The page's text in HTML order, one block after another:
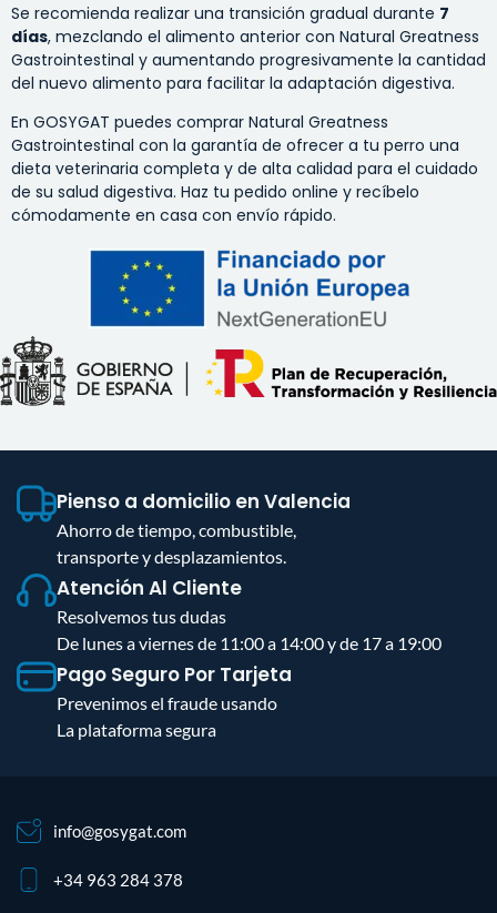
Se recomienda realizar una transición gradual durante 7
días, mezclando el alimento anterior con Natural Greatness
Gastrointestinal y aumentando progresivamente la cantidad
del nuevo alimento para facilitar la adaptación digestiva.
En GOSYGAT puedes comprar Natural Greatness
Gastrointestinal con la garantía de ofrecer a tu perro una
dieta veterinaria completa y de alta calidad para el cuidado
de su salud digestiva. Haz tu pedido online y recíbelo
cómodamente en casa con envío rápido.
Pienso a domicilio en Valencia
Ahorro de tiempo, combustible,
transporte y desplazamientos.
Atención Al Cliente
Resolvemos tus dudas
De lunes a viernes de 11:00 a 14:00 y de 17 a 19:00
Pago Seguro Por Tarjeta
Prevenimos el fraude usando
La plataforma segura
info@gosygat.com
+34 963 284 378